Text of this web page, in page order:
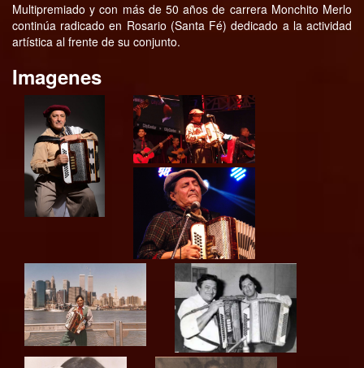
Multipremiado y con más de 50 años de carrera Monchito Merlo
continúa radicado en Rosario (Santa Fé) dedicado a la actividad
artística al frente de su conjunto.
Imagenes